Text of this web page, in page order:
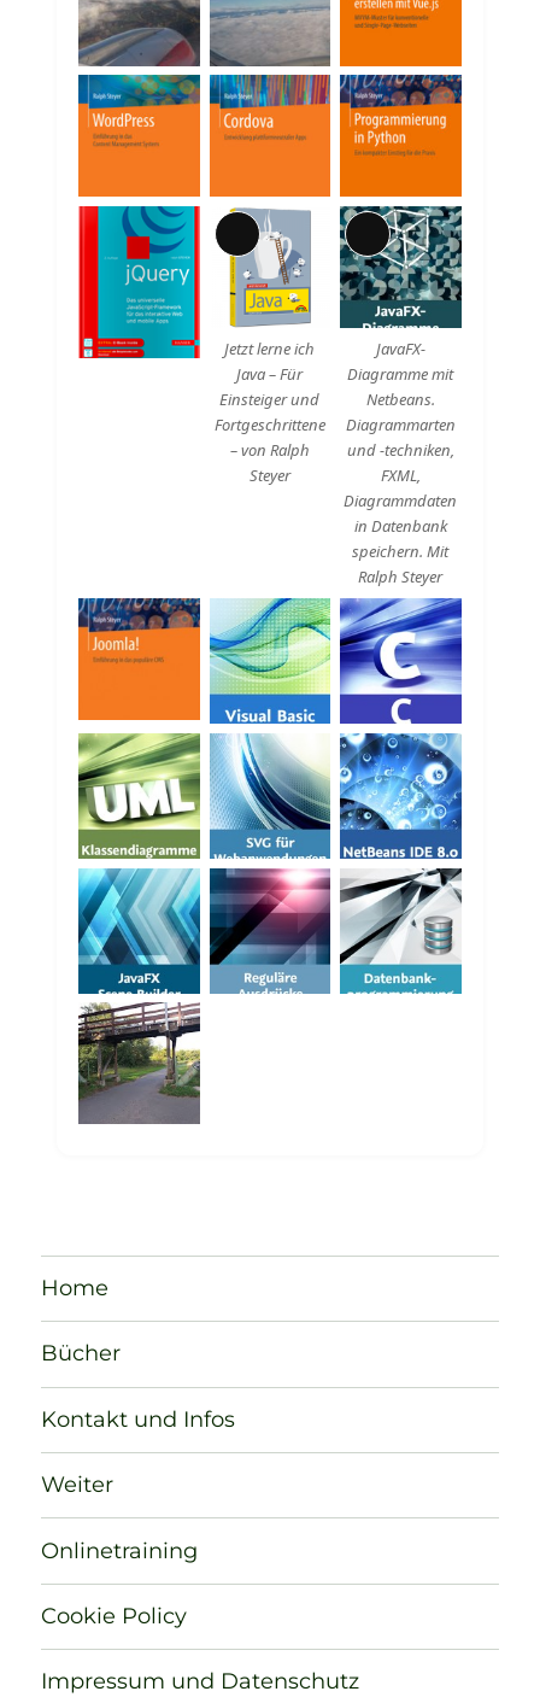
Beschreibung
Lange
Beschreibung
Jetzt lerne ich
Java – Für
Einsteiger und
Fortgeschrittene
– von Ralph
Steyer
Lange
Beschreibung
JavaFX-
Diagramme mit
Netbeans.
Diagrammarten
und -techniken,
FXML,
Diagrammdaten
in Datenbank
speichern. Mit
Ralph Steyer
Home
Bücher
Kontakt und Infos
Weiter
Onlinetraining
Cookie Policy
Impressum und Datenschutz